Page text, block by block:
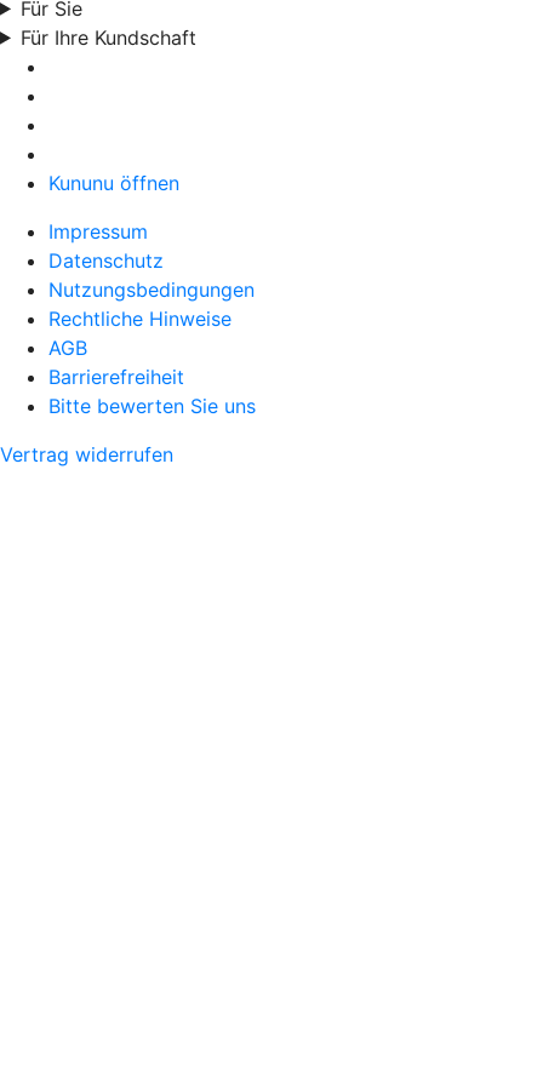
Für Sie
Für Ihre Kundschaft
Kununu öffnen
Impressum
Datenschutz
Nutzungsbedingungen
Rechtliche Hinweise
AGB
Barrierefreiheit
Bitte bewerten Sie uns
Vertrag widerrufen